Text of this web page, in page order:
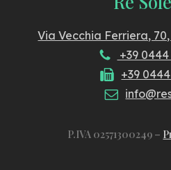
Via Vecchia Ferriera,
+39
+39
P.IVA 02571300249 –